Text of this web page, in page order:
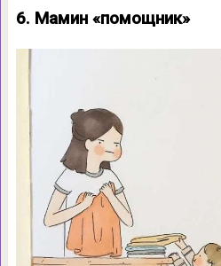
6. Мамин «помощник»